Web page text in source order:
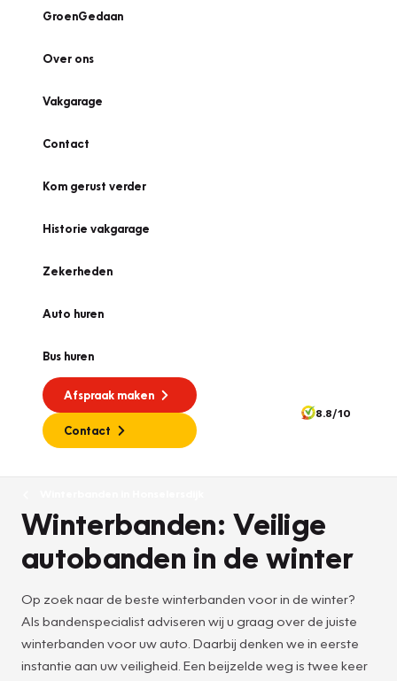
GroenGedaan
Over ons
Vakgarage
Contact
Kom gerust verder
Historie vakgarage
Zekerheden
Auto huren
Bus huren
Afspraak maken
Contact
8.8/10
Winterbanden: Veilige
autobanden in de winter
Op zoek naar de beste winterbanden voor in de winter?
Als bandenspecialist adviseren wij u graag over de juiste
winterbanden voor uw auto. Daarbij denken we in eerste
instantie aan uw veiligheid. Een beijzelde weg is twee keer